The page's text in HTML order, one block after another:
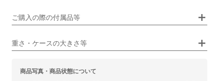
ご購入の際の付属品等
重さ・ケースの大きさ等
カジュアル ビジネス
商品写真・商品状態について